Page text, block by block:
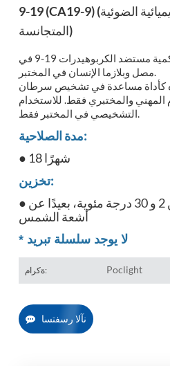
19-9 (CA19-9) (المقايسة المناعية الكيميائية الضوئية
المتجانسة)
يهدف هذا الاختبار إلى تحديد كمية مستضد الكربوهيدرات 19-9 في
كأداة مساعدة في تشخيص سرطان
المهني والمختبري فقط. للاستخدام
مدة الصلاحية:
● 18 شهرًا
تخزين:
● درجة حرارة تتراوح بين 2 و 30 درجة مئوية، بعيدًا عن
أشعة الشمس
* لا يوجد سلسلة تبريد
ةكرام: Poclight
نآلا رسفتسا